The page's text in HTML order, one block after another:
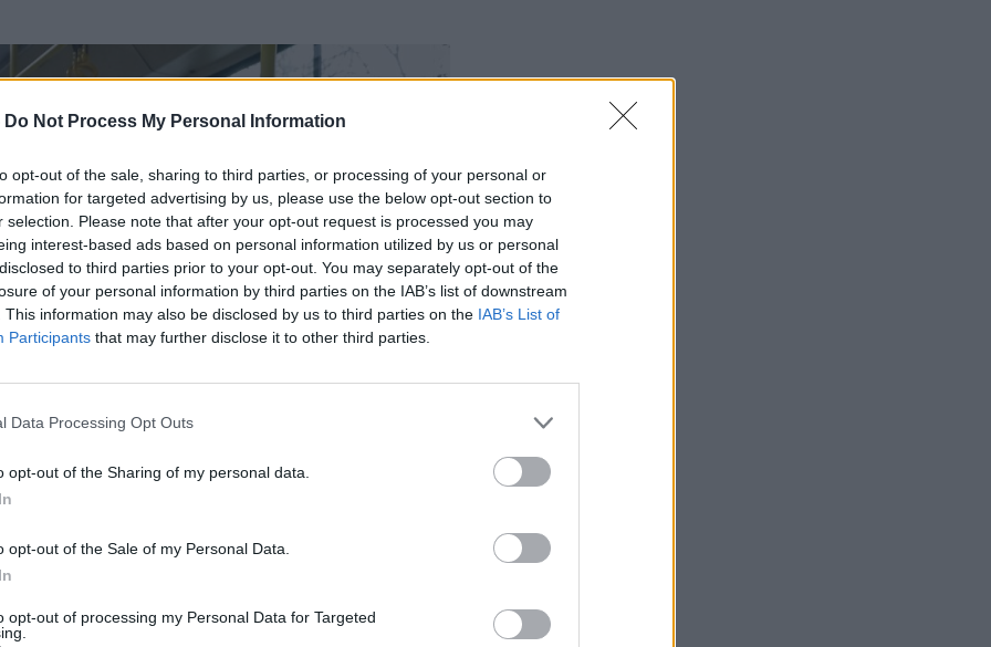
Do Not Process My Personal Information
opt-out of the sale, sharing to third parties, or processing of your personal or
for targeted advertising by us, please use the below opt-out section to
selection. Please note that after your opt-out request is processed you may
interest-based ads based on personal information utilized by us or personal
to third parties prior to your opt-out. You may separately opt-out of the
of your personal information by third parties on the IAB’s list of downstream
This information may also be disclosed by us to third parties on the IAB’s List of
Participants that may further disclose it to other third parties.
Data Processing Opt Outs
opt-out of the Sharing of my personal data.
opt-out of the Sale of my Personal Data.
opt-out of processing my Personal Data for Targeted